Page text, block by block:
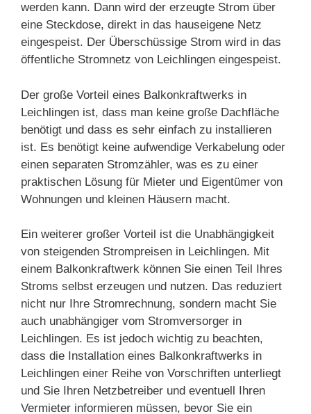
werden kann. Dann wird der erzeugte Strom über
eine Steckdose, direkt in das hauseigene Netz
eingespeist. Der Überschüssige Strom wird in das
öffentliche Stromnetz von Leichlingen eingespeist.
Der große Vorteil eines Balkonkraftwerks in
Leichlingen ist, dass man keine große Dachfläche
benötigt und dass es sehr einfach zu installieren
ist. Es benötigt keine aufwendige Verkabelung oder
einen separaten Stromzähler, was es zu einer
praktischen Lösung für Mieter und Eigentümer von
Wohnungen und kleinen Häusern macht.
Ein weiterer großer Vorteil ist die Unabhängigkeit
von steigenden Strompreisen in Leichlingen. Mit
einem Balkonkraftwerk können Sie einen Teil Ihres
Stroms selbst erzeugen und nutzen. Das reduziert
nicht nur Ihre Stromrechnung, sondern macht Sie
auch unabhängiger vom Stromversorger in
Leichlingen. Es ist jedoch wichtig zu beachten,
dass die Installation eines Balkonkraftwerks in
Leichlingen einer Reihe von Vorschriften unterliegt
und Sie Ihren Netzbetreiber und eventuell Ihren
Vermieter informieren müssen, bevor Sie ein